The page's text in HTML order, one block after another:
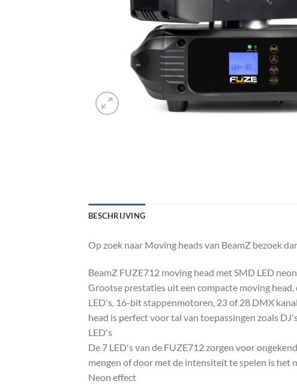
BESCHRIJVING
Op zoek naar Moving heads van BeamZ bezoek
BeamZ FUZE712 moving head met SMD LED
Grootse prestaties uit een compacte moving
LED's, 16-bit stappenmotoren, 23 of 28 DMX
head is perfect voor tal van toepassingen zoals
LED's
De 7 LED's van de FUZE712 zorgen voor
mengen of door met de intensiteit te spelen is het
Neon effect